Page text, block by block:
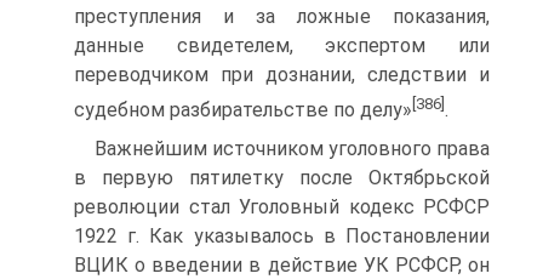
преступления и за ложные показания,
данные свидетелем, экспертом или
переводчиком при дознании, следствии и
судебном разбирательстве по делу» [386] .
Важнейшим источником уголовного права
в первую пятилетку после Октябрьской
революции стал Уголовный кодекс РСФСР
1922 г. Как указывалось в Постановлении
ВЦИК о введении в действие УК РСФСР, он